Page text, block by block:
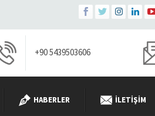
+90 5439503606
HABERLER İLETIŞIM